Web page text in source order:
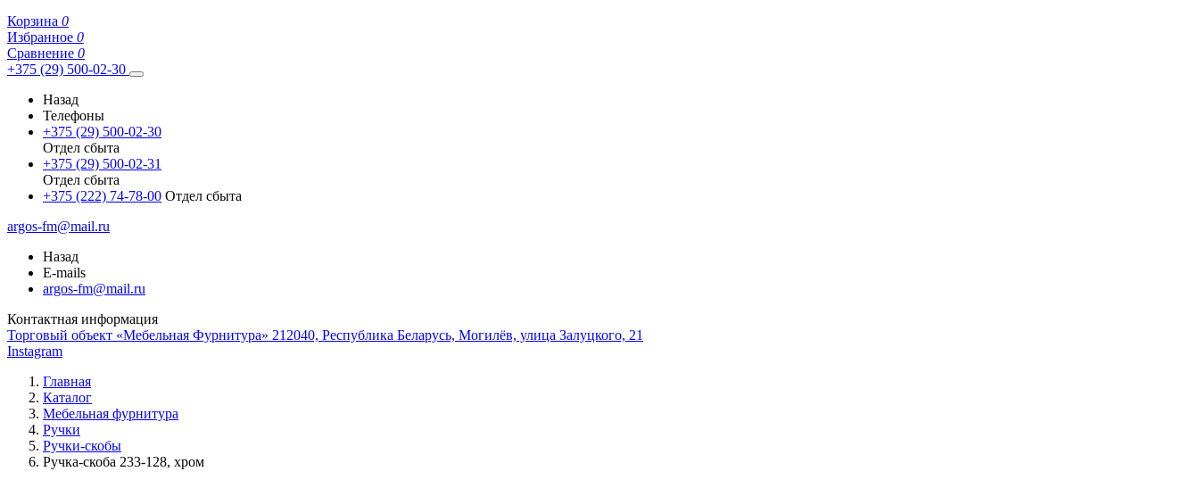
Корзина 0
Избранное 0
Сравнение 0
+375 (29) 500-02-30
Назад
Телефоны
+375 (29) 500-02-30
Отдел сбыта
+375 (29) 500-02-31
Отдел сбыта
+375 (222) 74-78-00 Отдел сбыта
argos-fm@mail.ru
Назад
E-mails
argos-fm@mail.ru
Контактная информация
Торговый объект «Мебельная Фурнитура» 212040, Республика Беларусь, Могилёв, улица Залуцкого, 21
Instagram
Главная
Каталог
Мебельная фурнитура
Ручки
Ручки-скобы
Ручка-скоба 233-128, хром